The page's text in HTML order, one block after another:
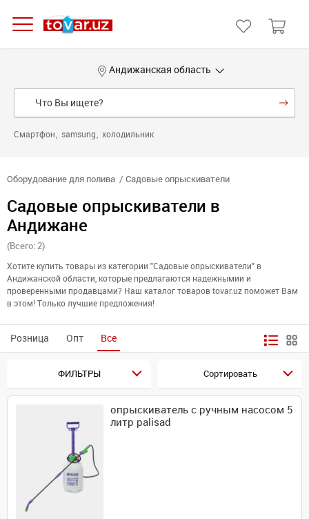
Андижанская область
Смартфон samsung холодильник
Оборудование для полива Садовые опрыскиватели
Садовые опрыскиватели в
Андижане
(Всего: 2)
Хотите купить товары из категории "Садовые опрыскиватели" в
Андижанской области, которые предлагаются надежнымии и
проверенными продавцами? Наш каталог товаров tovar.uz поможет Вам
в этом! Только лучшие предложения!
Розница Опт Все
ФИЛЬТРЫ Сортировать
опрыскиватель с ручным насосом 5
литр palisad